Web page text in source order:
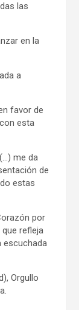
las
en la
a
favor de
esta
me da
de
estas
por
refleja
escuchada
Orgullo